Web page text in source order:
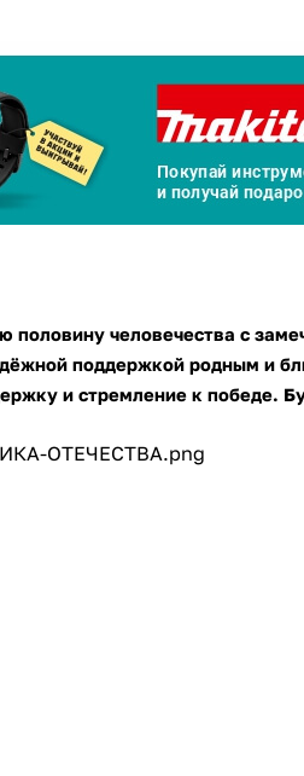
половину человечества с
поддержкой родным и
и стремление к победе.
График платежей
Сегодня
25 %
Оплачивайте сегодня только